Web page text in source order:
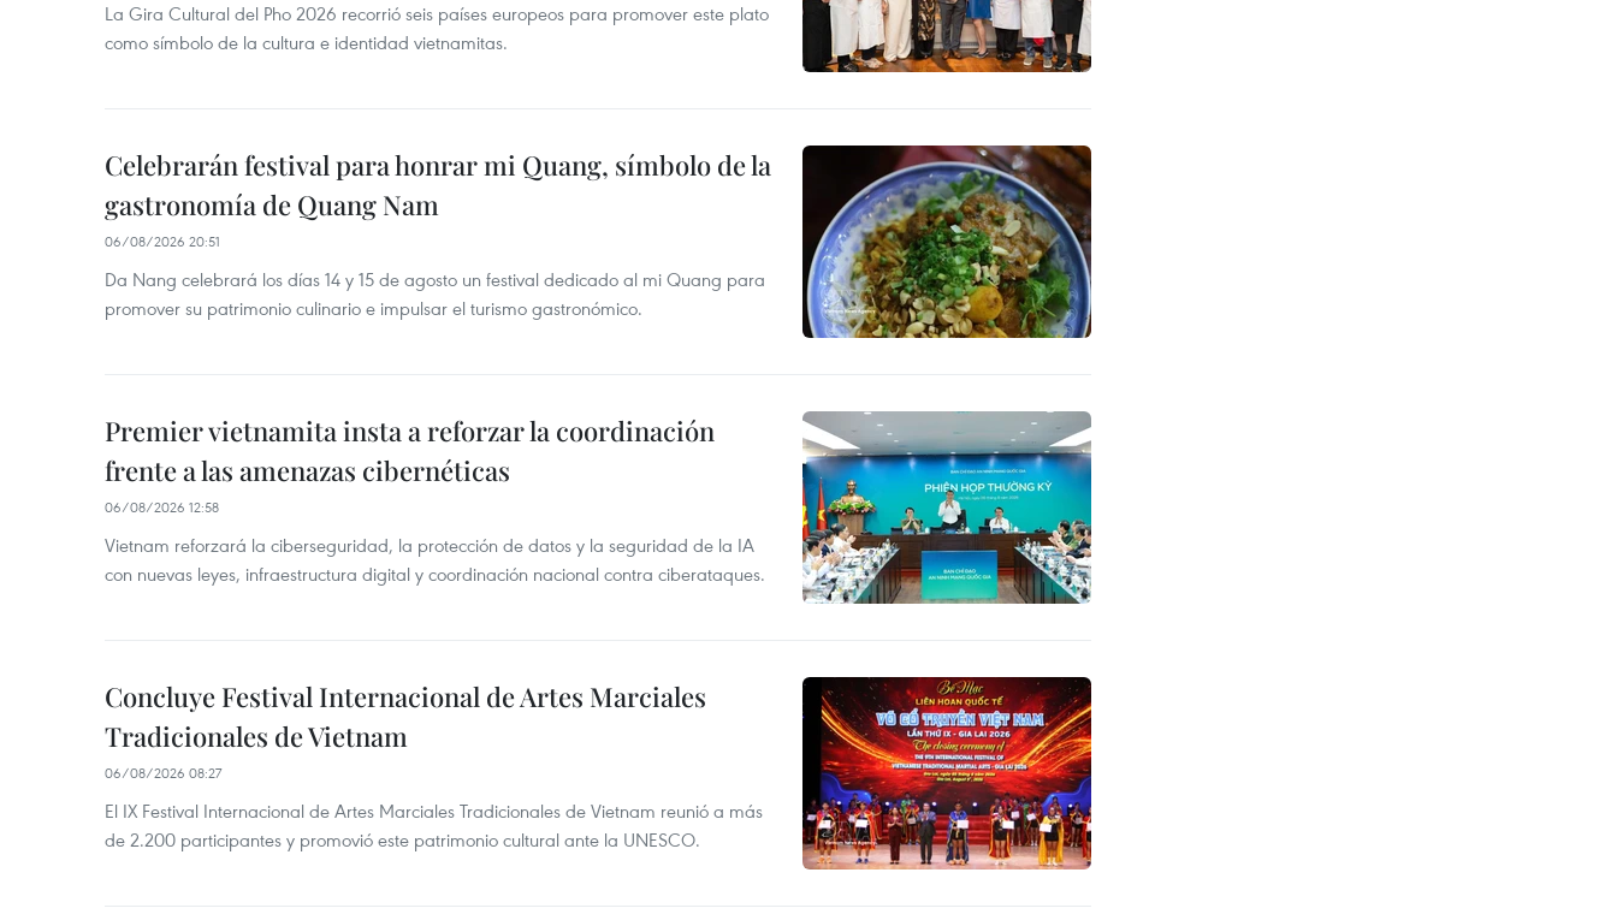
La Gira Cultural del Pho 2026 recorrió seis países europeos para promover este plato
como símbolo de la cultura e identidad vietnamitas.
Celebrarán festival para honrar mi Quang, símbolo de la
gastronomía de Quang Nam
06/08/2026 20:51
Da Nang celebrará los días 14 y 15 de agosto un festival dedicado al mi Quang para
promover su patrimonio culinario e impulsar el turismo gastronómico.
Premier vietnamita insta a reforzar la coordinación
frente a las amenazas cibernéticas
06/08/2026 12:58
Vietnam reforzará la ciberseguridad, la protección de datos y la seguridad de la IA
con nuevas leyes, infraestructura digital y coordinación nacional contra ciberataques.
Concluye Festival Internacional de Artes Marciales
Tradicionales de Vietnam
06/08/2026 08:27
El IX Festival Internacional de Artes Marciales Tradicionales de Vietnam reunió a más
de 2.200 participantes y promovió este patrimonio cultural ante la UNESCO.